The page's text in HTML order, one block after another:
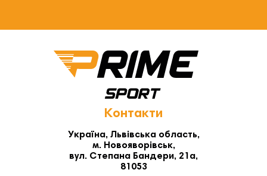
Контакти
Україна, Львівська область,
м. Новояворівськ,
вул. Степана Бандери, 21а,
81053